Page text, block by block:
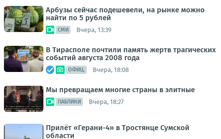
Арбузы сейчас подешевели, на рынке можно
найти по 5 рублей
СМИ Вчера, 13:39
В Тирасполе почтили память жертв трагических
событий августа 2008 года
ОФИЦ. Вчера, 18:08
Мы превращаем многие страны в элитные
ПАБЛИКИ Вчера, 18:27
Прилёт «Герани-4» в Тростянце Сумской
области